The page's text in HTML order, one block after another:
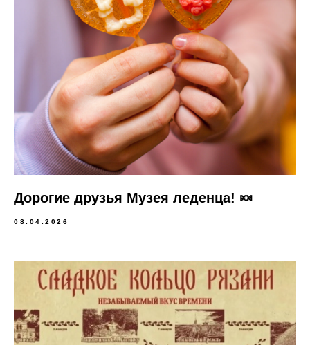
Дорогие друзья Музея леденца! 🍬
08.04.2026